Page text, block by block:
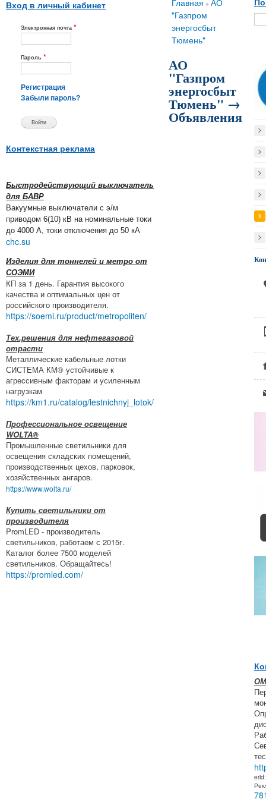
Вход в личный кабинет
Электронная почта *
Пароль *
Регистрация
Забыли пароль?
Контекстная реклама
Быстродействующий выключатель
для БАВР
Вакуумные выключатели с э/м
приводом 6(10) кВ на номинальные токи
до 4000 А, токи отключения до 50 кА
chc.su
Изделия для тоннелей и метро от
СОЭМИ
КП за 1 день. Гарантия высокого
качества и оптимальных цен от
российского производителя.
https://soemi.ru/product/metropoliten/
Тех.решения для нефтегазовой
отрасти
Металлические кабельные лотки
СИСТЕМА КМ® устойчивые к
агрессивным факторам и усиленным
нагрузкам
https://km1.ru/catalog/lestnichnyj_lotok/
Профессиональное освещение
WOLTA®
Промышленные светильники для
освещения складских помещений,
производственных цехов, парковок,
хозяйственных ангаров.
https://www.wolta.ru/
Купить светильники от
производителя
PromLED - производитель
светильников, работаем с 2015г.
Каталог более 7500 моделей
светильников. Обращайтесь!
https://promled.com/
Вы здесь
Главная » АО
"Газпром
энергосбыт
Тюмень"
АО
"Газпром
энергосбыт
Тюмень" →
Объявления